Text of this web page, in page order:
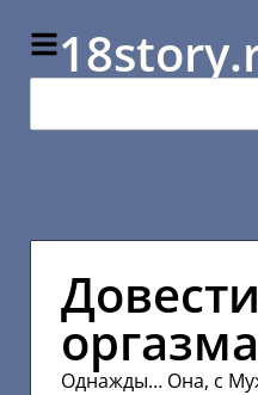
оргазма
Однажды… Она, с